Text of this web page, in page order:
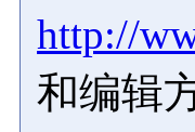
http://
和编辑